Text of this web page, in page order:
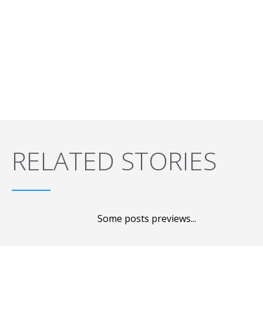
RELATED STORIES
Some posts previews...